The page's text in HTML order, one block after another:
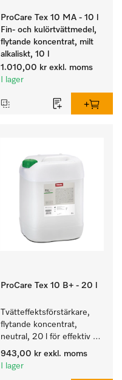
ProCare Tex 10 MA - 10 l
Fin- och kulörtvättmedel,
flytande koncentrat, milt
alkaliskt, 10 l
1.010,00 kr exkl. moms
I lager
ProCare Tex 10 B+ - 20 l
Tvätteffektsförstärkare,
flytande koncentrat,
neutral, 20 l för effektiv
borttagning av fettbaserad
smuts.
943,00 kr exkl. moms
I lager